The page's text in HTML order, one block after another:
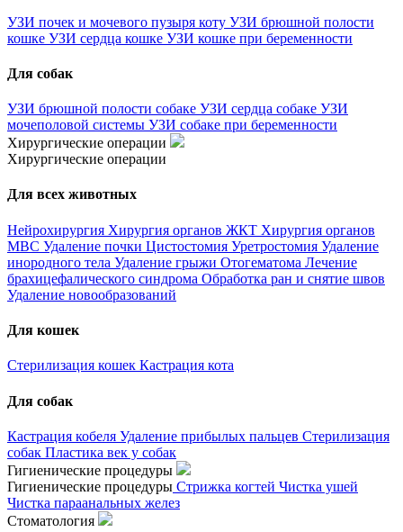
УЗИ почек и мочевого пузыря коту УЗИ брюшной полости
кошке УЗИ сердца кошке УЗИ кошке при беременности
Для собак
УЗИ брюшной полости собаке УЗИ сердца собаке УЗИ
мочеполовой системы УЗИ собаке при беременности
Хирургические операции
Хирургические операции
Для всех животных
Нейрохирургия Хирургия органов ЖКТ Хирургия органов
МВС Удаление почки Цистостомия Уретростомия Удаление
инородного тела Удаление грыжи Отогематома Лечение
брахицефалического синдрома Обработка ран и снятие швов
Удаление новообразований
Для кошек
Стерилизация кошек Кастрация кота
Для собак
Кастрация кобеля Удаление прибылых пальцев Стерилизация
собак Пластика век у собак
Гигиенические процедуры
Гигиенические процедуры Стрижка когтей Чистка ушей
Чистка параанальных желез
Стоматология